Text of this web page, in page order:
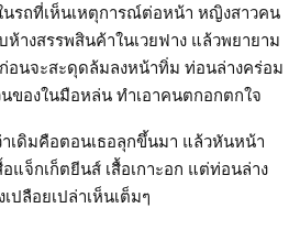
รถที่เห็นเหตุการณ์ต่อหน้า หญิงสาวคน
างสรรพสินค้าในเวยฟาง แล้วพยายาม
อนจะสะดุดล้มลงหน้าทิ่ม ท่อนล่างคร่อม
ของในมือหล่น ทำเอาคนตกอกตกใจ
เดิมคือตอนเธอลุกขึ้นมา แล้วหันหน้า
แจ็กเก็ตยีนส์ เสื้อเกาะอก แต่ท่อนล่าง
ปลือยเปล่าเห็นเต็มๆ